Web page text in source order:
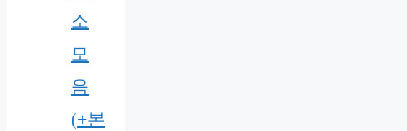
소
모
음
(+본